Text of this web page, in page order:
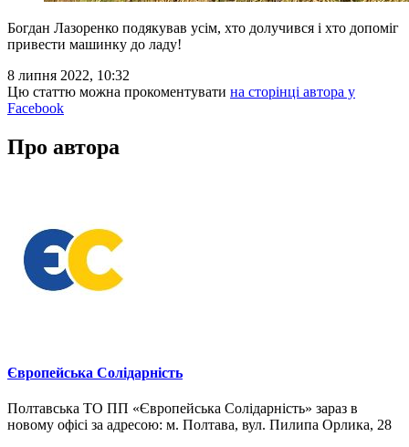
Богдан Лазоренко подякував усім, хто долучився і хто допоміг
привести машинку до ладу!
8 липня 2022, 10:32
Цю статтю можна прокоментувати на сторінці автора у
Facebook
Про автора
Європейська Солідарність
Полтавська ТО ПП «Європейська Солідарність» зараз в
новому офісі за адресою: м. Полтава, вул. Пилипа Орлика, 28